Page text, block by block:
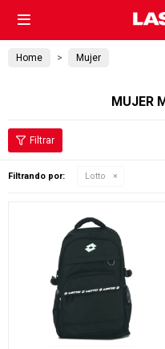

Home Mujer
MUJER
Filtrando por: Lotto